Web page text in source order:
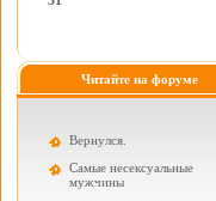
Читайте на форуме
Вернулся.
Самые несексуальные
мужчины